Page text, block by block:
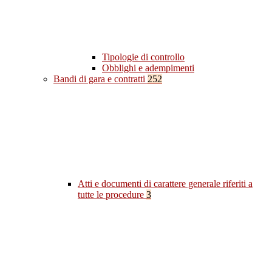
Tipologie di controllo
Obblighi e adempimenti
Bandi di gara e contratti 252
Atti e documenti di carattere generale riferiti a
tutte le procedure 3